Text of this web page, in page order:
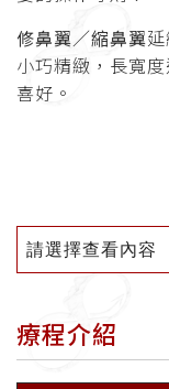
修鼻翼／縮鼻翼
小巧精緻，長寬
喜好。
請選擇查看內容
療程介紹